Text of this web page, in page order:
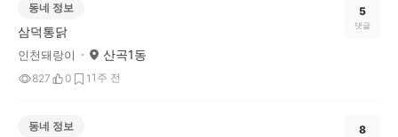
동네 정보
삼덕통닭
인천돼랑이 산곡1동
827 0 1 1주 전
5
댓글
동네 정보 8